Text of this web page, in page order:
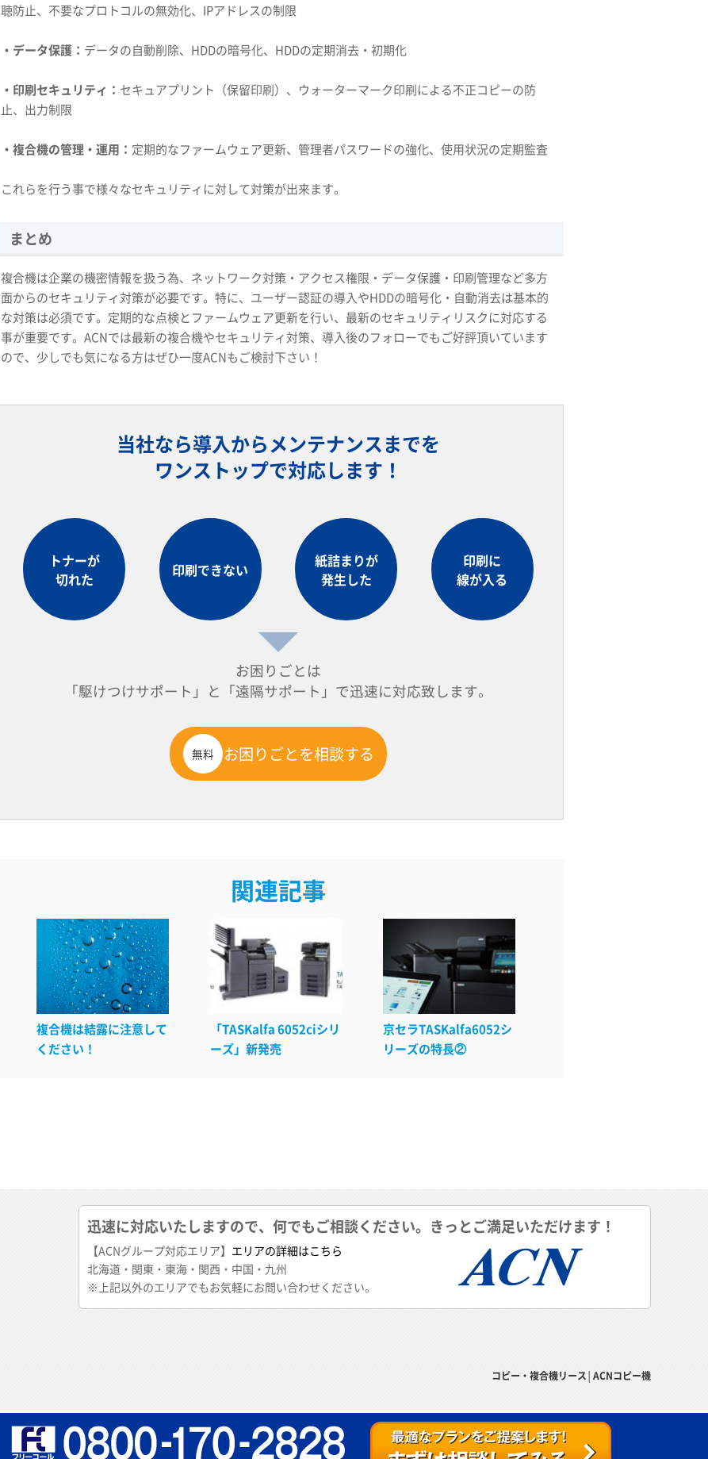
聴防止、不要なプロトコルの無効化、IPアドレスの制限
・データ保護： データの自動削除、HDDの暗号化、HDDの定期消去・初期化
・印刷セキュリティ： セキュアプリント（保留印刷）、ウォーターマーク印刷による不正コピーの防
止、出力制限
・複合機の管理・運用： 定期的なファームウェア更新、管理者パスワードの強化、使用状況の定期監査
これらを行う事で様々なセキュリティに対して対策が出来ます。
まとめ
複合機は企業の機密情報を扱う為、ネットワーク対策・アクセス権限・データ保護・印刷管理など多方
面からのセキュリティ対策が必要です。特に、ユーザー認証の導入やHDDの暗号化・自動消去は基本的
な対策は必須です。定期的な点検とファームウェア更新を行い、最新のセキュリティリスクに対応する
事が重要です。ACNでは最新の複合機やセキュリティ対策、導入後のフォローでもご好評頂いています
ので、少しでも気になる方はぜひ一度ACNもご検討下さい！
当社なら導入からメンテナンスまでを
ワンストップで対応します！
トナーが
切れた
印刷できない
紙詰まりが
発生した
印刷に
線が入る
お困りごとは
「駆けつけサポート」と「遠隔サポート」で迅速に対応致します。
無料 お困りごとを相談する
関連記事
複合機は結露に注意して
ください！
「TASKalfa 6052ciシリ
ーズ」新発売
京セラTASKalfa6052シ
リーズの特長②
迅速に対応いたしますので、何でもご相談ください。きっとご満足いただけます！
【ACNグループ対応エリア】 エリアの詳細はこちら
北海道・関東・東海・関西・中国・九州
※上記以外のエリアでもお気軽にお問い合わせください。
コピー・複合機リース│ACNコピー機
""